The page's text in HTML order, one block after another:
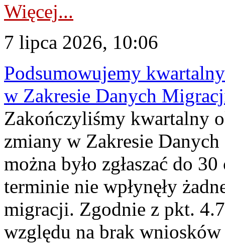
Więcej...
7 lipca 2026, 10:06
Podsumowujemy
w Zakresie Danych
Zakończyliśmy kwartalny
zmiany w Zakresie
można było zgłaszać do
terminie nie wpłynęły
migracji. Zgodnie z pkt.
względu na brak